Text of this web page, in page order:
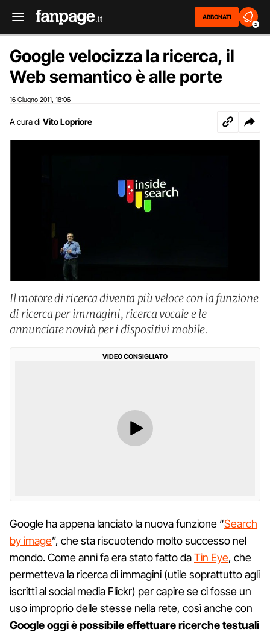
ABBONATI
2
Google velocizza la ricerca, il
Web semantico è alle porte
16 Giugno 2011 18:06
A cura di Vito Lopriore
Il motore di ricerca diventa più veloce con la funzione
di ricerca per immagini, ricerca vocale e le
annunciate novità per i dispositivi mobile.
VIDEO CONSIGLIATO
Google ha appena lanciato la nuova funzione “Search
by image”, che sta riscuotendo molto successo nel
mondo. Come anni fa era stato fatto daTin Eye, che
permetteva la ricerca di immagini (utile soprattutto agli
iscritti al social media Flickr) per capire se ci fosse un
uso improprio delle stesse nella rete, così anche con
Google oggi è possibile effettuare ricerche testuali